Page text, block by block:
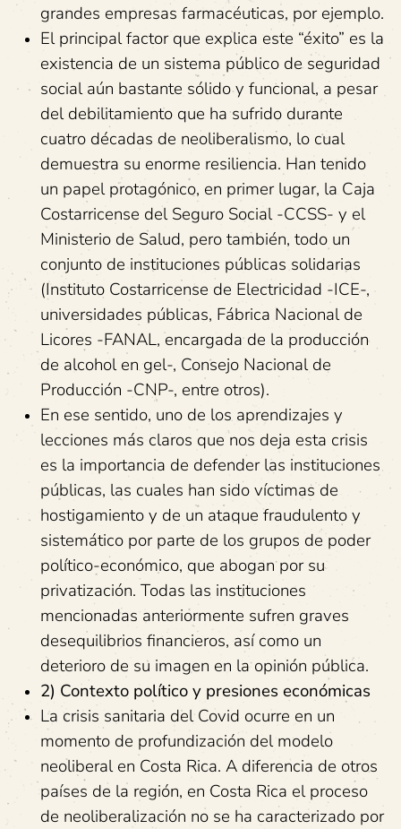
grandes empresas farmacéuticas, por ejemplo.
El principal factor que explica este “éxito” es la
existencia de un sistema público de seguridad
social aún bastante sólido y funcional, a pesar
del debilitamiento que ha sufrido durante
cuatro décadas de neoliberalismo, lo cual
demuestra su enorme resiliencia. Han tenido
un papel protagónico, en primer lugar, la Caja
Costarricense del Seguro Social -CCSS- y el
Ministerio de Salud, pero también, todo un
conjunto de instituciones públicas solidarias
(Instituto Costarricense de Electricidad -ICE-,
universidades públicas, Fábrica Nacional de
Licores -FANAL, encargada de la producción
de alcohol en gel-, Consejo Nacional de
Producción -CNP-, entre otros).
En ese sentido, uno de los aprendizajes y
lecciones más claros que nos deja esta crisis
es la importancia de defender las instituciones
públicas, las cuales han sido víctimas de
hostigamiento y de un ataque fraudulento y
sistemático por parte de los grupos de poder
político-económico, que abogan por su
privatización. Todas las instituciones
mencionadas anteriormente sufren graves
desequilibrios financieros, así como un
deterioro de su imagen en la opinión pública.
2) Contexto político y presiones económicas
La crisis sanitaria del Covid ocurre en un
momento de profundización del modelo
neoliberal en Costa Rica. A diferencia de otros
países de la región, en Costa Rica el proceso
de neoliberalización no se ha caracterizado por